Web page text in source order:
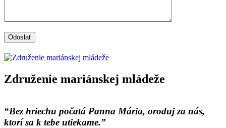
Združenie mariánskej mládeže
“Bez hriechu počatá Panna Mária, oroduj za nás,
ktorí sa k tebe utiekame.”